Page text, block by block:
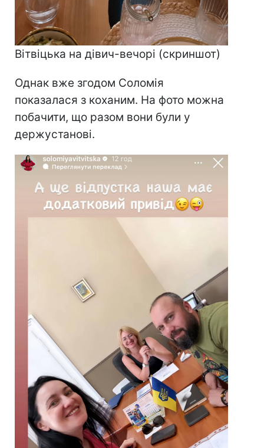
Вітвіцька на дівич-вечорі (скриншот)
Однак вже згодом Соломія
показалася з коханим. На фото можна
побачити, що разом вони були у
держустанові.